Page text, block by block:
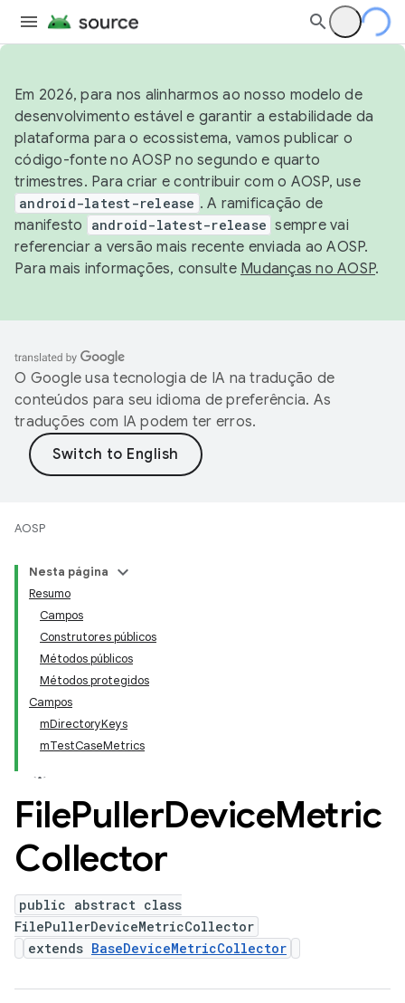
Em 2026, para nos alinharmos ao nosso modelo de
desenvolvimento estável e garantir a estabilidade da
plataforma para o ecossistema, vamos publicar o
código-fonte no AOSP no segundo e quarto
trimestres. Para criar e contribuir com o AOSP, use
android-latest-release . A ramificação de
manifesto
android-latest-release sempre vai
referenciar a versão mais recente enviada ao AOSP.
Para mais informações, consulte Mudanças no AOSP.
O Google usa tecnologia de IA na tradução de
conteúdos para seu idioma de preferência. As
traduções com IA podem ter erros.
AOSP
Nesta página
Resumo
Campos
Construtores públicos
Métodos públicos
Métodos protegidos
Campos
mDirectoryKeys
mTestCaseMetrics
FilePullerDeviceMetric
Collector
public abstract class
FilePullerDeviceMetricCollector
extends BaseDeviceMetricCollector